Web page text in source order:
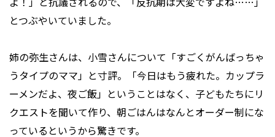
とつぶやいていました。
姉の弥生さんは、小雪さんについて「すごくがんばっちゃ
うタイプのママ」と寸評。「今日はもう疲れた。カップラ
ーメンだよ、夜ご飯」ということはなく、子どもたちにリ
クエストを聞いて作り、朝ごはんはなんとオーダー制にな
っているというから驚きです。